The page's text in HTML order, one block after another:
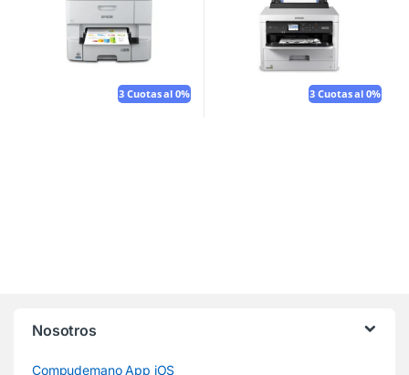
3 Cuotas al 0% 3 Cuotas al 0%
Nosotros
Compudemano App iOS